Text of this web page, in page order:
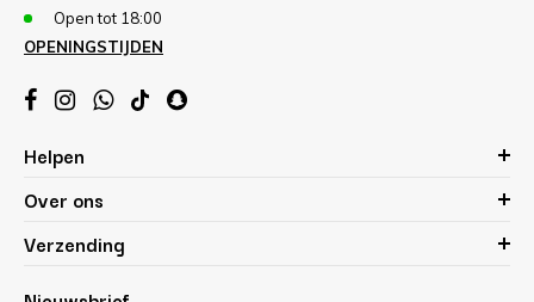
Open tot 18:00
OPENINGSTIJDEN
Helpen
Over ons
Verzending